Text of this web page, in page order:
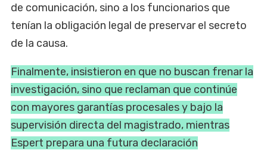
de comunicación, sino a los funcionarios que
tenían la obligación legal de preservar el secreto
de la causa.
Finalmente, insistieron en que no buscan frenar la
investigación, sino que reclaman que continúe
con mayores garantías procesales y bajo la
supervisión directa del magistrado, mientras
Espert prepara una futura declaración